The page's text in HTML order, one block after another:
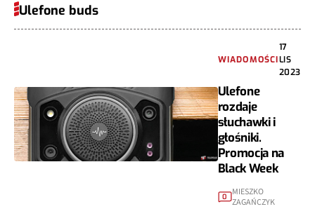
Ulefone buds
WIADOMOŚCI
17
LIS
2023
Ulefone
rozdaje
słuchawki i
głośniki.
Promocja na
Black Week
0 MIESZKO
ZAGAŃCZYK